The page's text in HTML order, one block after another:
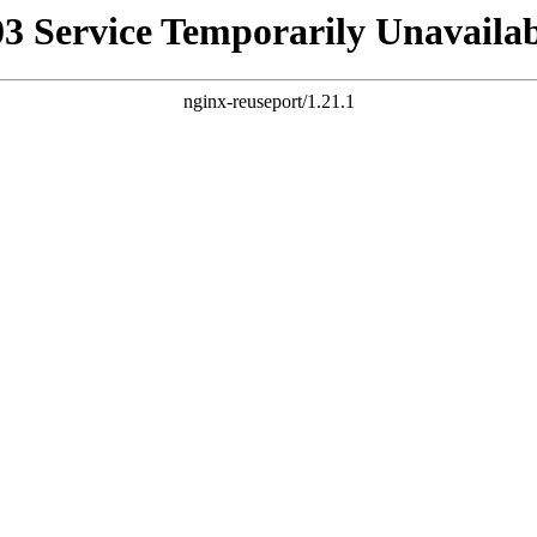
Service Temporarily
nginx-reuseport/1.21.1